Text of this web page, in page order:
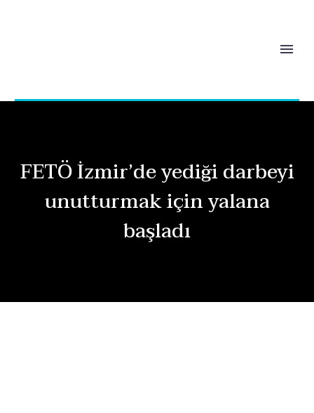
FETÖ İzmir’de yediği darbeyi
unutturmak için yalana
başladı